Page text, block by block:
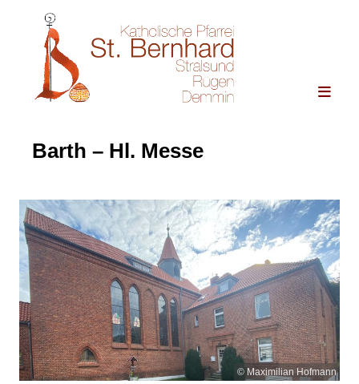
Barth – Hl. Messe
© Maximilian Hofmann